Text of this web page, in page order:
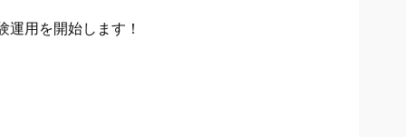
用を開始します！